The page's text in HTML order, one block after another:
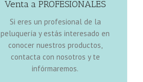
Venta a PROFESIONALES
Si eres un profesional de la
peluquería y estás interesado en
conocer nuestros productos,
contacta con nosotros y te
infórmaremos.
pelucas oncológicas
,
pelucas a
medida
,
postizos para
mujer
,
sistemas y prótesis capilares
extensiones
y un
servicio capilar
integral
, de apoyo a la
venta de
profesionales.